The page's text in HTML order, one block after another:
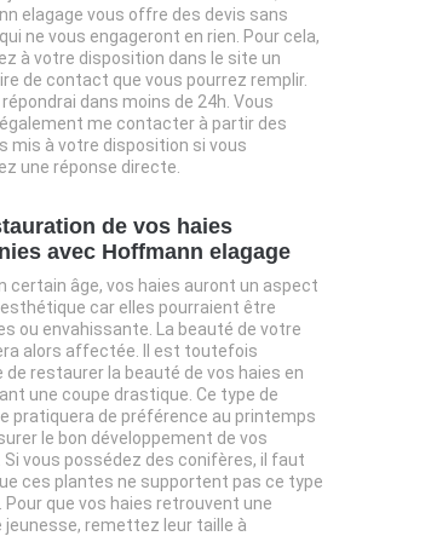
elagage vous offre des devis sans
ne vous engageront en rien. Pour cela,
à votre disposition dans le site un
de contact que vous pourrez remplir.
dans moins de 24h. Vous
me contacter à partir des
mis à votre disposition si vous
une réponse directe.
de vos haies
avec Hoffmann elagage
certain âge, vos haies auront un aspect
car elles pourraient être
ou envahissante. La beauté de votre
alors affectée. Il est toutefois
de restaurer la beauté de vos haies en
une coupe drastique. Ce type de
pratiquera de préférence au printemps
le bon développement de vos
Si vous possédez des conifères, il faut
ces plantes ne supportent pas ce type
Pour que vos haies retrouvent une
jeunesse, remettez leur taille à